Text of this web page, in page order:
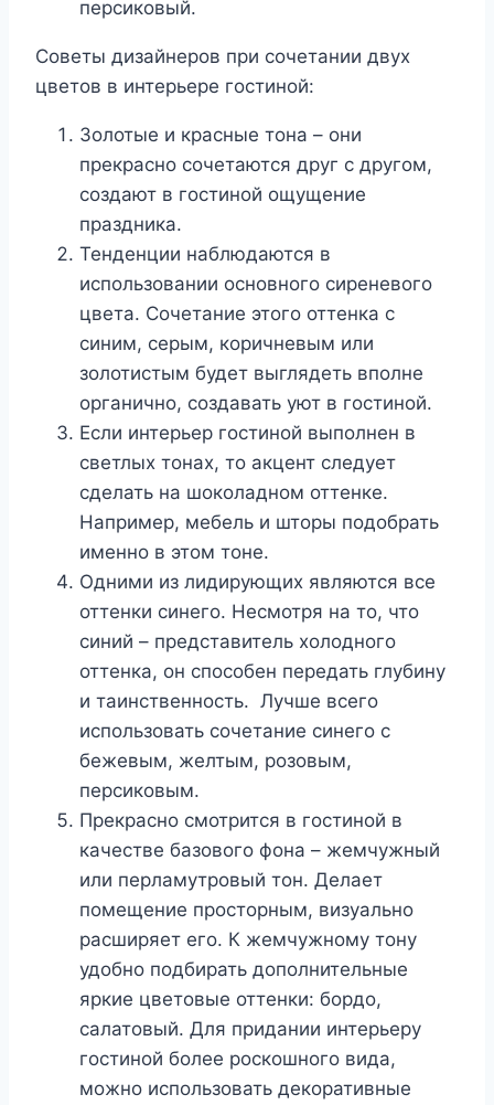
персиковый.
Советы дизайнеров при сочетании двух
цветов в интерьере гостиной:
Золотые и красные тона – они
прекрасно сочетаются друг с другом,
создают в гостиной ощущение
праздника.
Тенденции наблюдаются в
использовании основного сиреневого
цвета. Сочетание этого оттенка с
синим, серым, коричневым или
золотистым будет выглядеть вполне
органично, создавать уют в гостиной.
Если интерьер гостиной выполнен в
светлых тонах, то акцент следует
сделать на шоколадном оттенке.
Например, мебель и шторы подобрать
именно в этом тоне.
Одними из лидирующих являются все
оттенки синего. Несмотря на то, что
синий – представитель холодного
оттенка, он способен передать глубину
и таинственность. Лучше всего
использовать сочетание синего с
бежевым, желтым, розовым,
персиковым.
Прекрасно смотрится в гостиной в
качестве базового фона – жемчужный
или перламутровый тон. Делает
помещение просторным, визуально
расширяет его. К жемчужному тону
удобно подбирать дополнительные
яркие цветовые оттенки: бордо,
салатовый. Для придании интерьеру
гостиной более роскошного вида,
можно использовать декоративные